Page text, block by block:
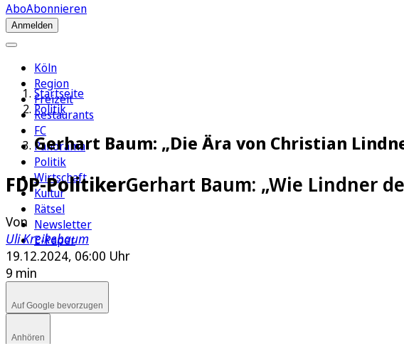
AboAbonnieren
Anmelden
Köln
Region
Freizeit
Restaurants
FC
Panorama
Politik
Wirtschaft
Kultur
Rätsel
Newsletter
E-Paper
Startseite
Politik
Gerhart Baum: „Die Ära von Christian
FDP-PolitikerGerhart Baum: „Wie Lindner
Von
Uli Kreikebaum
19.12.2024, 06:00 Uhr
9 min
Auf Google bevorzugen
Anhören